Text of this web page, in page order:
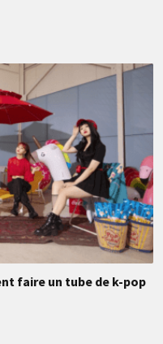
faire un tube de k-pop